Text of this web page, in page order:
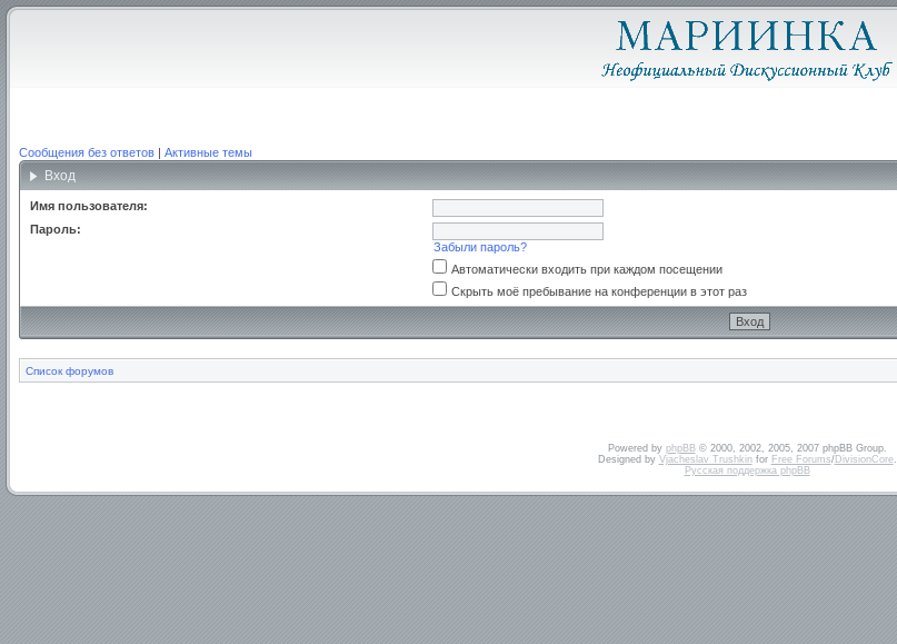
Сообщения без ответов | Активные темы
Вход
Имя пользователя:
Пароль:
Забыли пароль?
Автоматически входить при каждом посещении
Скрыть моё пребывание на конференции в этот раз
Список форумов
Powered by phpBB© 2000, 2002, 2005, 2007 phpBB Group.
Designed by Vjacheslav Trushkinfor Free Forums/DivisionCore.
Русская поддержка phpBB